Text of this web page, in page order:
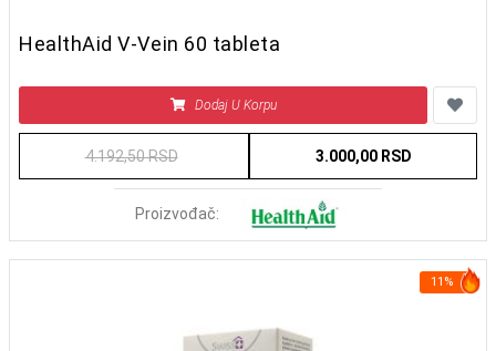
HealthAid V-Vein 60 tableta
Dodaj U Korpu
4.192,50 RSD 3.000,00 RSD
Proizvođač:
11%